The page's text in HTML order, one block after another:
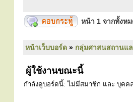
หน้า 1 จากทั้งห
หน้าเว็บบอร์ด » กลุ่มศาสนสถานแ
ผู้ใช้งานขณะนี้
กำลังดูบอร์ดนี้: ไม่มีสมาชิก และ บุคค